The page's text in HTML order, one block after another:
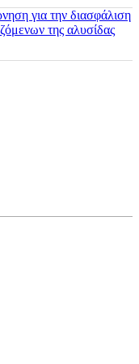
για την διασφάλιση
της αλυσίδας